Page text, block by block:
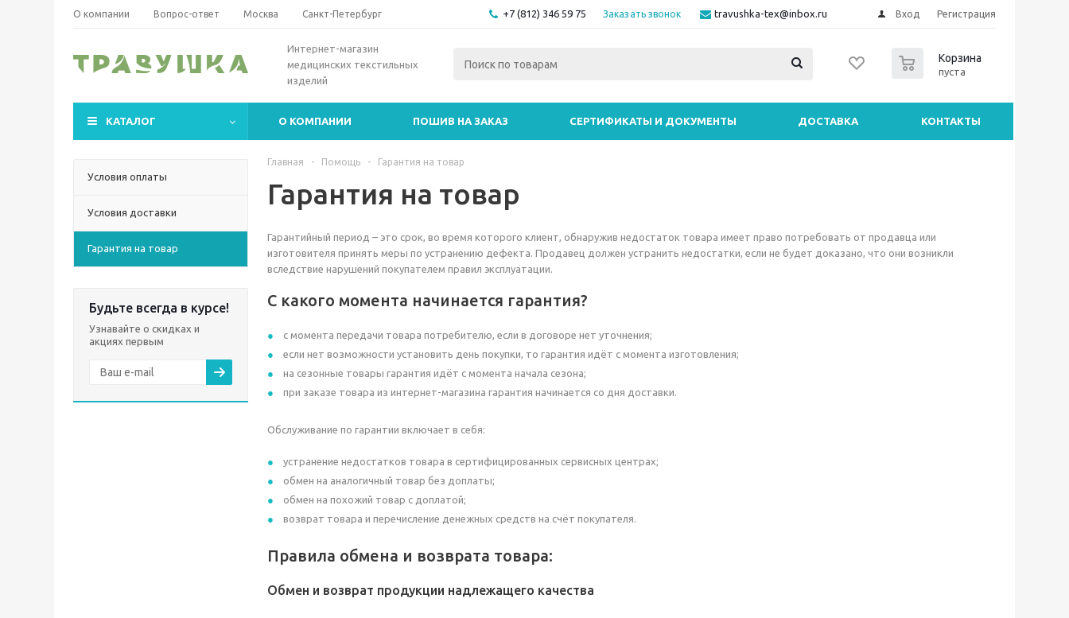
О компании Вопрос-ответ Москва Санкт-Петербург +7 (812) 346 59 75 Заказать звонок travushka-tex@inbox.ru Вход Регистрация
Интернет-магазин
медицинских текстильных
изделий
Корзина
пуста
КАТАЛОГ О КОМПАНИИ ПОШИВ НА ЗАКАЗ СЕРТИФИКАТЫ И ДОКУМЕНТЫ ДОСТАВКА КОНТАКТЫ
Условия оплаты
Условия доставки
Гарантия на товар
Будьте всегда в курсе!
Узнавайте о скидках и
акциях первым
Главная - Помощь - Гарантия на товар
Гарантия на товар
Гарантийный период – это срок, во время которого клиент, обнаружив недостаток товара имеет право потребовать от продавца или
изготовителя принять меры по устранению дефекта. Продавец должен устранить недостатки, если не будет доказано, что они возникли
вследствие нарушений покупателем правил эксплуатации.
С какого момента начинается гарантия?
с момента передачи товара потребителю, если в договоре нет уточнения;
если нет возможности установить день покупки, то гарантия идёт с момента изготовления;
на сезонные товары гарантия идёт с момента начала сезона;
при заказе товара из интернет-магазина гарантия начинается со дня доставки.
Обслуживание по гарантии включает в себя:
устранение недостатков товара в сертифицированных сервисных центрах;
обмен на аналогичный товар без доплаты;
обмен на похожий товар с доплатой;
возврат товара и перечисление денежных средств на счёт покупателя.
Правила обмена и возврата товара:
Обмен и возврат продукции надлежащего качества